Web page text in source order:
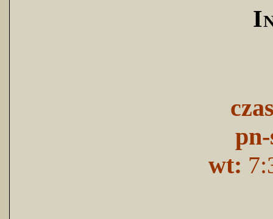
wt: